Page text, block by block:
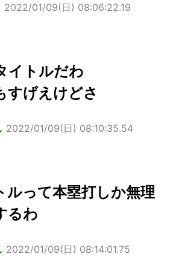
2022/01/09(日) 08:06:22.19
イトルだわ
すげえけどさ
2022/01/09(日) 08:10:35.54
ルって本塁打しか無理
るわ
2022/01/09(日) 08:14:01.75